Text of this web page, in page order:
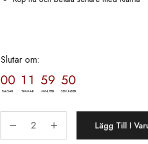
Slutar om:
00
DAGAR
11
TIMMAR
59
MINUTER
49
SEKUNDER
Lägg Till I